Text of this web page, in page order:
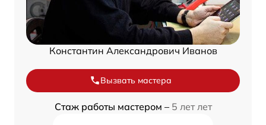
Константин Александрович Иванов
Вызвать мастера
Стаж работы мастером – 5 лет лет